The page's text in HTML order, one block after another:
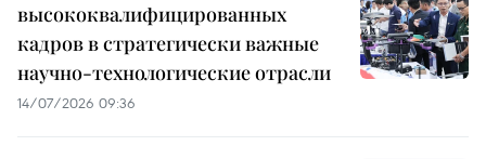
высококвалифицированных
кадров в стратегически важные
научно-технологические отрасли
14/07/2026 09:36